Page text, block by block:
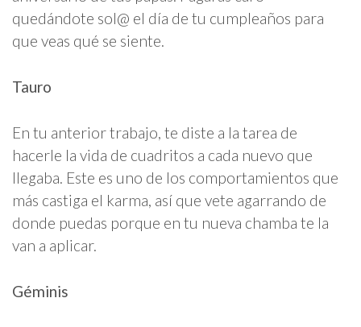
quedándote sol@ el día de tu cumpleaños para
que veas qué se siente.
Tauro
En tu anterior trabajo, te diste a la tarea de
hacerle la vida de cuadritos a cada nuevo que
llegaba. Este es uno de los comportamientos que
más castiga el karma, así que vete agarrando de
donde puedas porque en tu nueva chamba te la
van a aplicar.
Géminis